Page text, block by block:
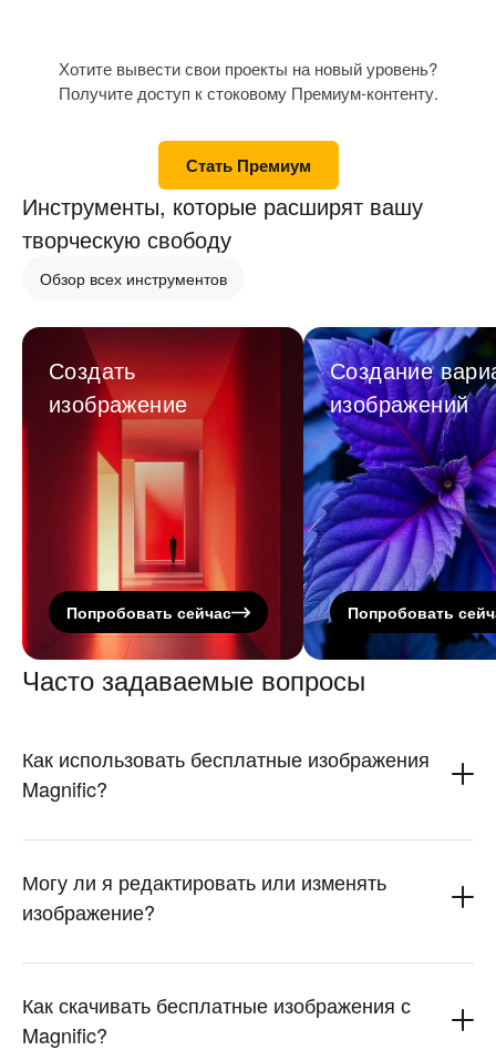
Хотите вывести свои проекты на новый уровень?
Получите доступ к стоковому Премиум-контенту.
Стать Премиум
Инструменты, которые расширят вашу
творческую свободу
Обзор всех инструментов
Создать
изображение
Попробовать сейчас
Создание
изображений
Попробовать
Часто задаваемые вопросы
Как использовать бесплатные изображения
Magnific?
Могу ли я редактировать или изменять
изображение?
Как скачивать бесплатные изображения с
Magnific?